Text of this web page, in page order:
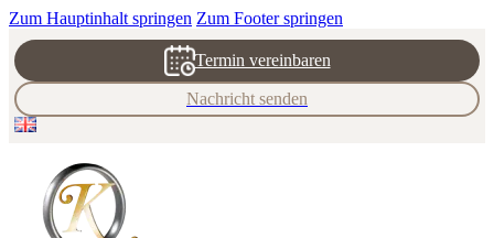
Zum Hauptinhalt springen Zum Footer springen
Termin vereinbaren
Nachricht senden